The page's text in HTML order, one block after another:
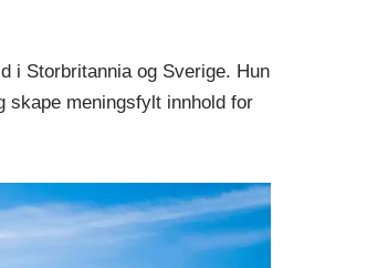
i Storbritannia og Sverige. Hun
skape meningsfylt innhold for